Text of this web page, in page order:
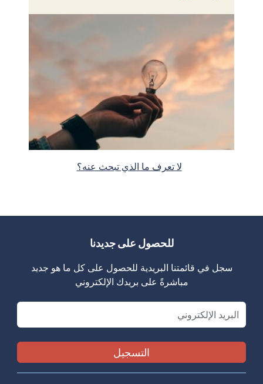
لا تعرف ما الذي تبحث عنه؟
للحصول على جديدنا
سجل في قائمتنا البريدية للحصول على كل ما هو جديد
مباشرةً على بريدك الإلكتروني
Email